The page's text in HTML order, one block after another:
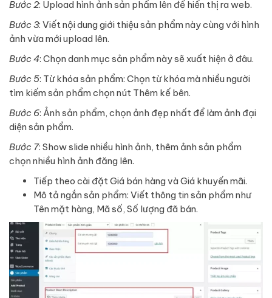
Bước 2: Upload hình ảnh sản phẩm lên để hiển thị ra web.
Bước 3: Viết nội dung giới thiệu sản phẩm này cùng với hình
ảnh vừa mới upload lên.
Bước 4: Chọn danh mục sản phẩm này sẽ xuất hiện ở đâu.
Bước 5: Từ khóa sản phẩm: Chọn từ khóa mà nhiều người
tìm kiếm sản phẩm chọn nút Thêm kế bên.
Bước 6: Ảnh sản phẩm, chọn ảnh đẹp nhất để làm ảnh đại
diện sản phẩm.
Bước 7: Show slide nhiều hình ảnh, thêm ảnh sản phẩm
chọn nhiều hình ảnh đăng lên.
Tiếp theo cài đặt Giá bán hàng và Giá khuyến mãi.
Mô tả ngắn sản phẩm: Viết thông tin sản phẩm như
Tên mặt hàng, Mã số, Số lượng đã bán.